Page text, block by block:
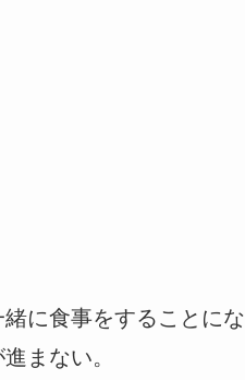
に食事をすることに
まない。